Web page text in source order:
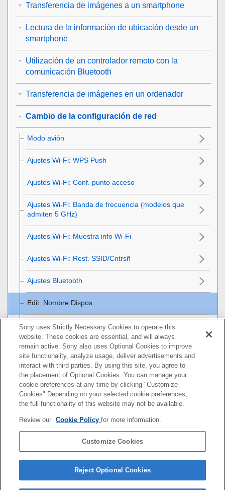
Transferencia de imágenes a un smartphone
Lectura de la información de ubicación desde un
smartphone
Utilización de un controlador remoto con la
comunicación Bluetooth
Transferencia de imágenes en un ordenador
Cambio de la configuración de red
Modo avión
Ajustes Wi-Fi: WPS Push
Ajustes Wi-Fi: Conf. punto acceso
Ajustes Wi-Fi: Banda de frecuencia (modelos que
admiten 5 GHz)
Ajustes Wi-Fi: Muestra info Wi-Fi
Ajustes Wi-Fi: Rest. SSID/Cntrsñ
Ajustes Bluetooth
Edit. Nombre Dispos.
Importación del certificado raíz a la cámara (Import.
certific. raíz)
Seguridad (IPsec)
Restablecer conf. red
Utilización de un ordenador
Lista de elementos de MENU
Precauciones/Este producto
Si tiene problemas
Sony uses Strictly Necessary Cookies to operate this
website. These cookies are essential, and will always
remain active. Sony also uses Optional Cookies to improve
site functionality, analyze usage, deliver advertisements and
interact with third parties. By using this site, you agree to
the placement of Optional Cookies. You can manage your
cookie preferences at any time by clicking "Customize
Cookies" Depending on your selected cookie preferences,
the full functionality of this website may not be available.
Review our Cookie Policyfor more information.
Customize Cookies
Reject Optional Cookies